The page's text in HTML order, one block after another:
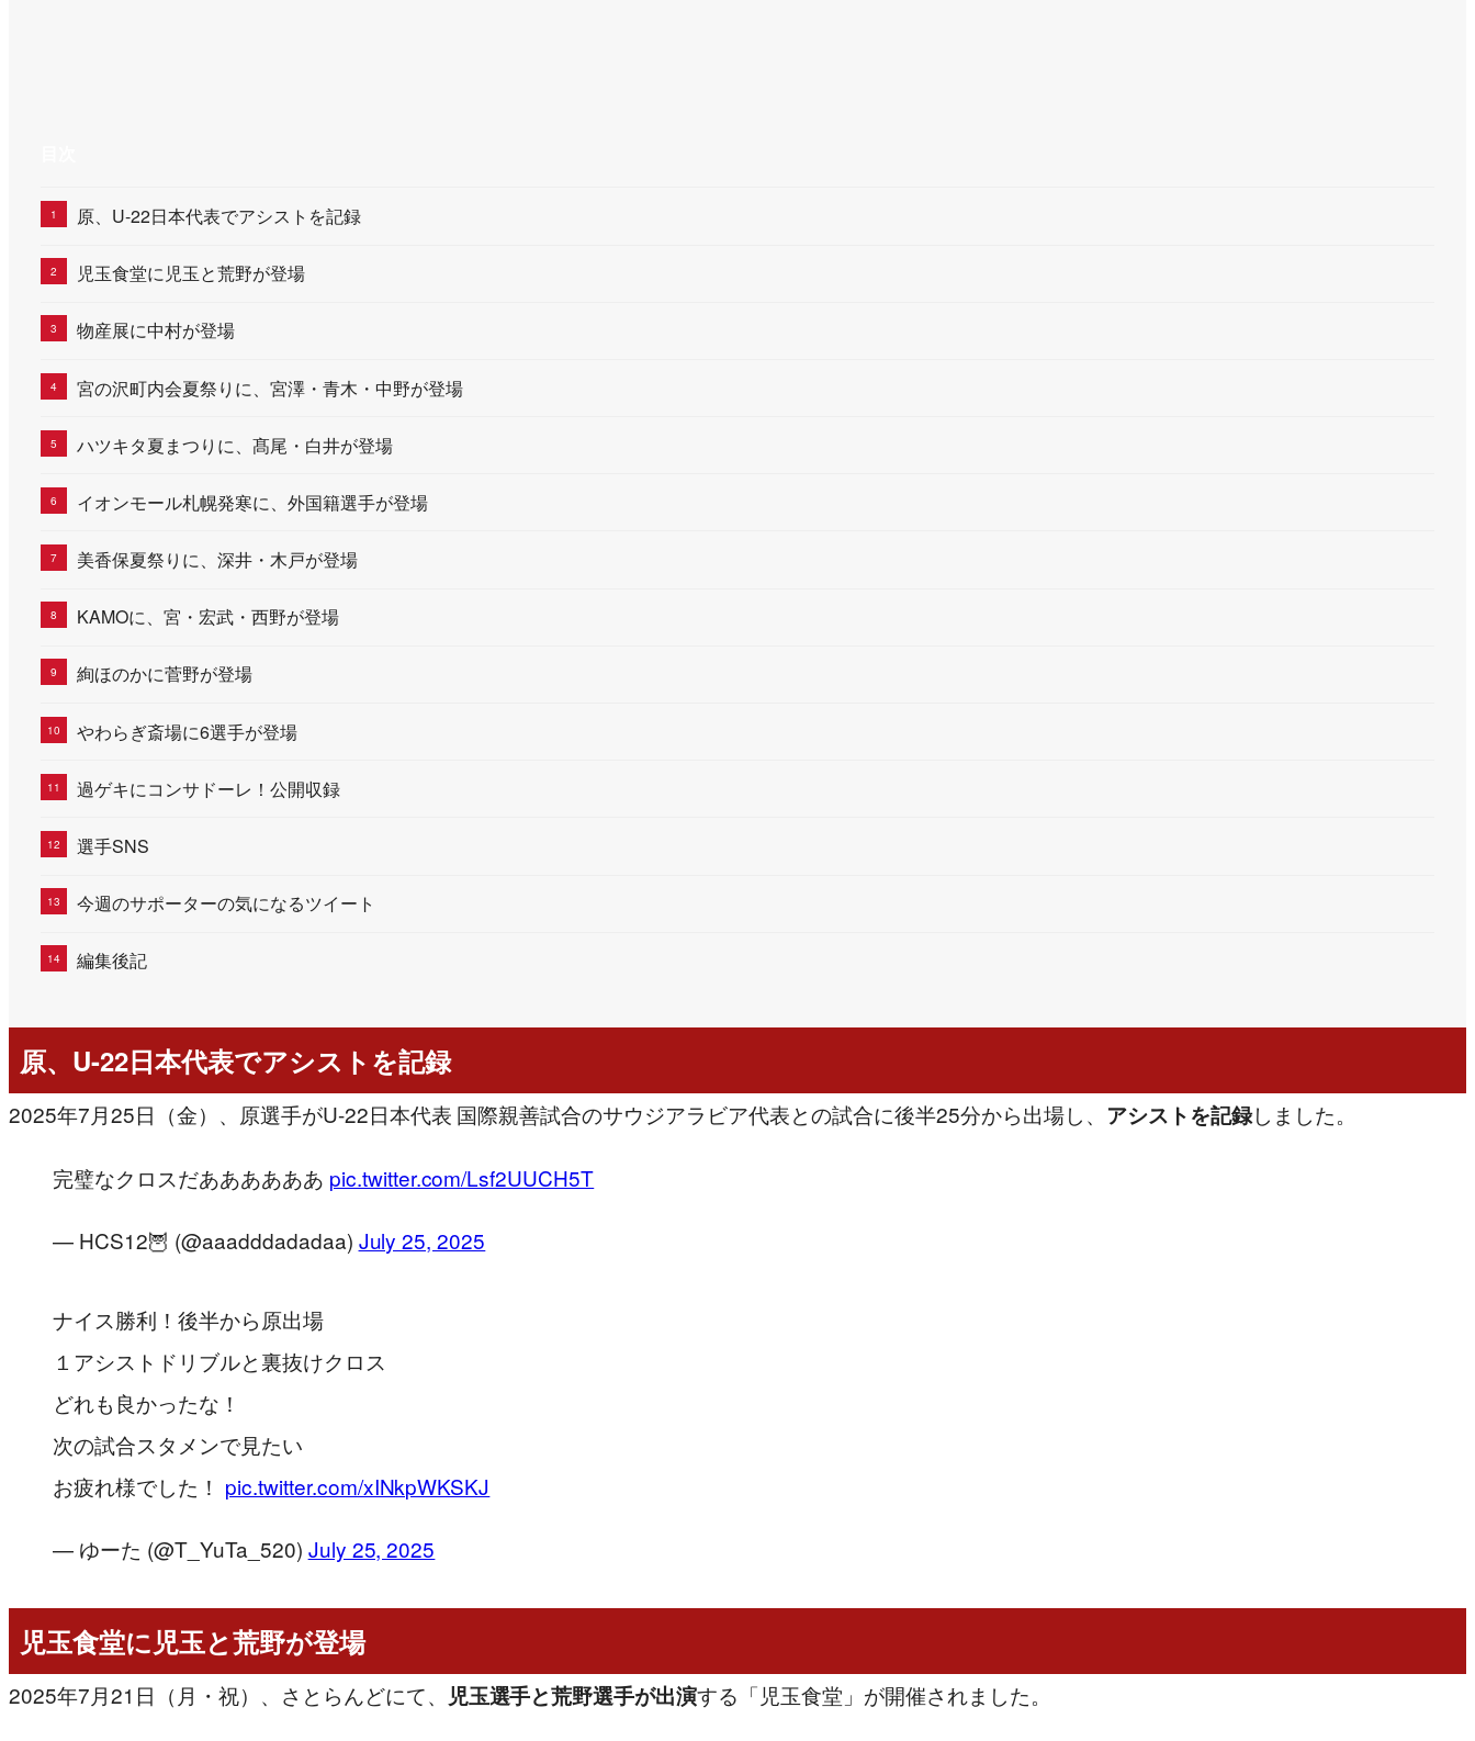
原、U-22日本代表でアシストを記録
児玉食堂に児玉と荒野が登場
物産展に中村が登場
宮の沢町内会夏祭りに、宮澤・青木・中野が登場
ハツキタ夏まつりに、髙尾・白井が登場
イオンモール札幌発寒に、外国籍選手が登場
美香保夏祭りに、深井・木戸が登場
KAMOに、宮・宏武・西野が登場
絢ほのかに菅野が登場
やわらぎ斎場に6選手が登場
過ゲキにコンサドーレ！公開収録
選手SNS
今週のサポーターの気になるツイート
編集後記
原、U-22日本代表でアシストを記録
2025年7月25日（金）、原選手がU-22日本代表 国際親善試合のサウジアラビア代表との試合に後半25分から出場し、 アシストを記録しました。
完璧なクロスだああああああ pic.twitter.com/Lsf2UUCH5T
— HCS12🦉 (@aaadddadadaa) July 25, 2025
ナイス勝利！後半から原出場
１アシストドリブルと裏抜けクロス
どれも良かったな！
次の試合スタメンで見たい
お疲れ様でした！ pic.twitter.com/xINkpWKSKJ
— ゆーた (@T_YuTa_520) July 25, 2025
児玉食堂に児玉と荒野が登場
2025年7月21日（月・祝）、さとらんどにて、 児玉選手と荒野選手が出演する「児玉食堂」が開催されました。